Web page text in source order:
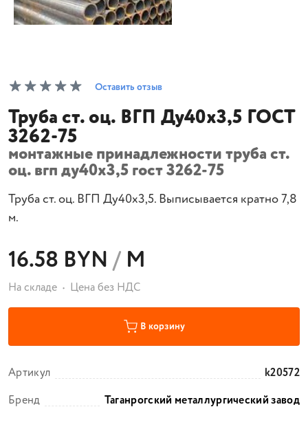
Оставить отзыв
Труба ст. оц. ВГП Ду40х3,5 ГОСТ
3262-75
монтажные принадлежности труба ст.
оц. вгп ду40х3,5 гост 3262-75
Труба ст. оц. ВГП Ду40х3,5. Выписывается кратно 7,8
м.
16.58 BYN/ М
На складе Цена без НДС
В корзину
Артикул
k20572
Бренд
Таганрогский металлургический завод